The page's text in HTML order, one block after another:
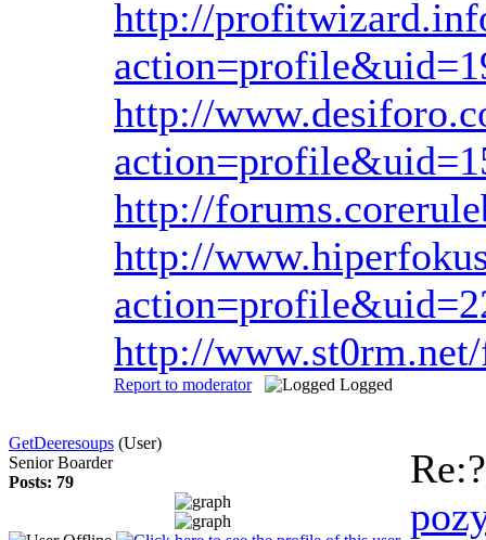
http://
http://
http://
http://
http://
Report to moderator Logged
GetDeeresoups (User)
Senior Boarder
Posts: 79